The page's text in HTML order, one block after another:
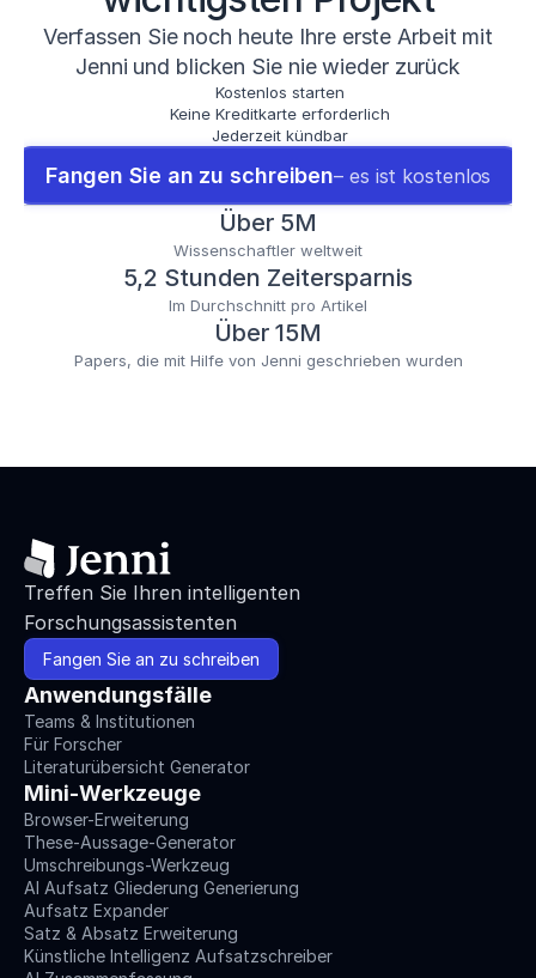
Verfassen Sie noch heute Ihre erste Arbeit mit
Jenni und blicken Sie nie wieder zurück
Kostenlos starten
Keine Kreditkarte erforderlich
Jederzeit kündbar
Fangen Sie an zu schreiben– es ist kostenlos
Über 5M
Wissenschaftler weltweit
5,2 Stunden Zeitersparnis
Im Durchschnitt pro Artikel
Über 15M
Papers, die mit Hilfe von Jenni geschrieben wurden
Treffen Sie Ihren intelligenten
Forschungsassistenten
Fangen Sie an zu schreiben
Anwendungsfälle
Teams & Institutionen
Für Forscher
Literaturübersicht Generator
Mini-Werkzeuge
Browser-Erweiterung
These-Aussage-Generator
Umschreibungs-Werkzeug
AI Aufsatz Gliederung Generierung
Aufsatz Expander
Satz & Absatz Erweiterung
Künstliche Intelligenz Aufsatzschreiber